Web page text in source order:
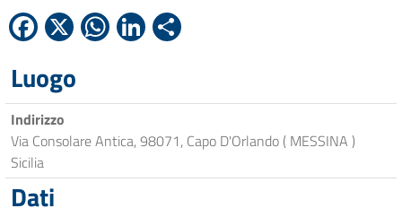
Facebook
X WhatsApp
LinkedIn
Luogo
Indirizzo
Via Consolare Antica, 98071, Capo D'Orlando ( MESSINA )
Sicilia
Dati